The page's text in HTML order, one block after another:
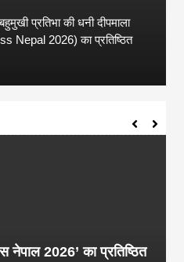
प्रतिभा की धनी दीपमाला
Nepal 2026) का प्रतिष्ठित
नेपाल 2026’ का प्रतिष्ठित